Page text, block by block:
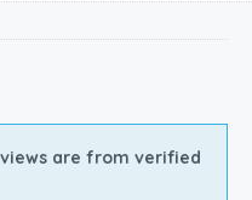
are from verified